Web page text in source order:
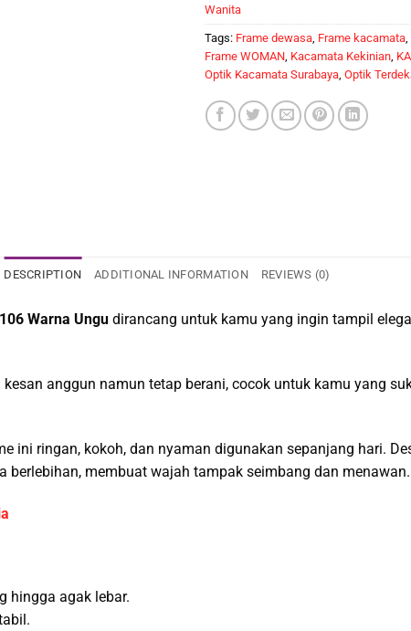
Wanita
Tags: Frame dewasa, Frame kacamata,
Frame WOMAN, Kacamata Kekinian,
Optik Kacamata Surabaya, Optik
DESCRIPTION ADDITIONAL INFORMATION REVIEWS (0)
Warna Ungu dirancang untuk kamu yang ingin tampil
anggun namun tetap berani, cocok untuk kamu yang
ini ringan, kokoh, dan nyaman digunakan sepanjang hari.
membuat wajah tampak seimbang dan menawan.
hingga agak lebar.